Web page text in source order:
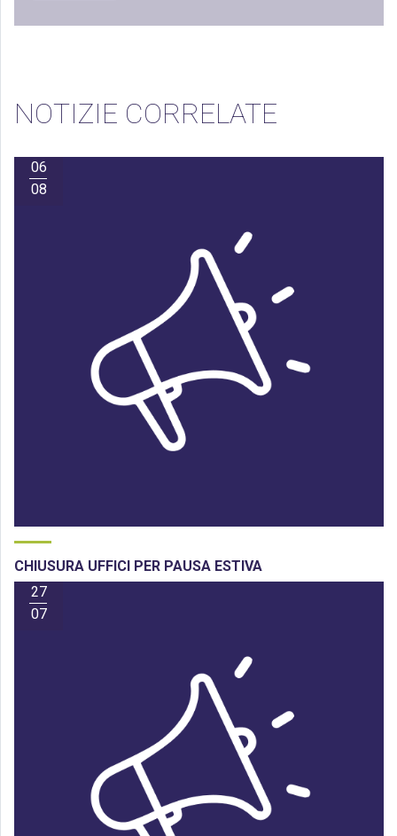
NOTIZIE CORRELATE
06
08
CHIUSURA UFFICI PER PAUSA ESTIVA
27
07